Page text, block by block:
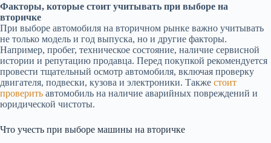
Факторы, которые стоит учитывать при выборе на
вторичке
При выборе автомобиля на вторичном рынке важно учитывать
не только модель и год выпуска, но и другие факторы.
Например, пробег, техническое состояние, наличие сервисной
истории и репутацию продавца. Перед покупкой рекомендуется
провести тщательный осмотр автомобиля, включая проверку
двигателя, подвески, кузова и электроники. Также стоит
проверить автомобиль на наличие аварийных повреждений и
юридической чистоты.
Что учесть при выборе машины на вторичке